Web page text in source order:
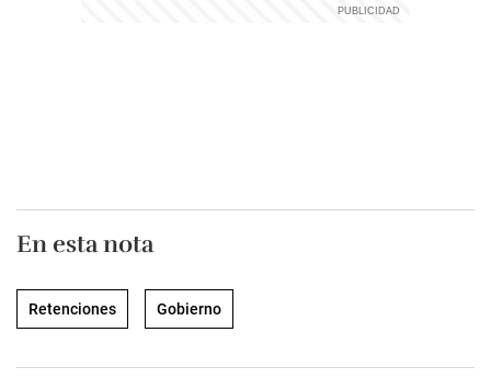
En esta nota
Retenciones Gobierno